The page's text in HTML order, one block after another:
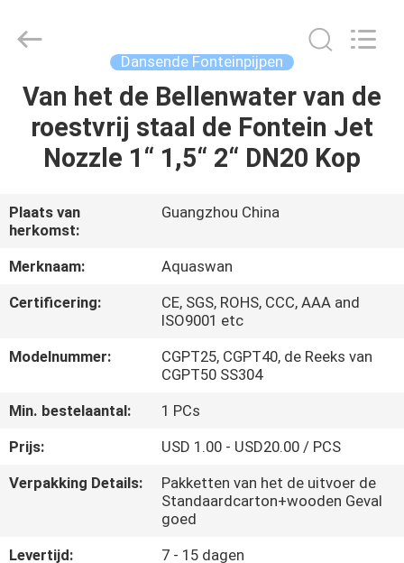
HUIS
PRODUCTEN
ONGEVEER
ONS
FABRIEKSREIS
KWALITEITSCONTROLE
CONTACTEER
ONS
water
co,.ltd.
Reserved.
Dansende Fonteinpijpen
Van het de Bellenwater van de
roestvrij staal de Fontein Jet
Nozzle 1“ 1,5“ 2“ DN20 Kop
Plaats van
herkomst:
Guangzhou China
Merknaam:
Aquaswan
Certificering:
CE, SGS, ROHS, CCC, AAA and
ISO9001 etc
Modelnummer:
CGPT25, CGPT40, de Reeks van
CGPT50 SS304
Min. bestelaantal:
1 PCs
Prijs:
USD 1.00 - USD20.00 / PCS
Verpakking Details:
Pakketten van het de uitvoer de
Standaardcarton+wooden Geval
goed
Levertijd:
7 - 15 dagen